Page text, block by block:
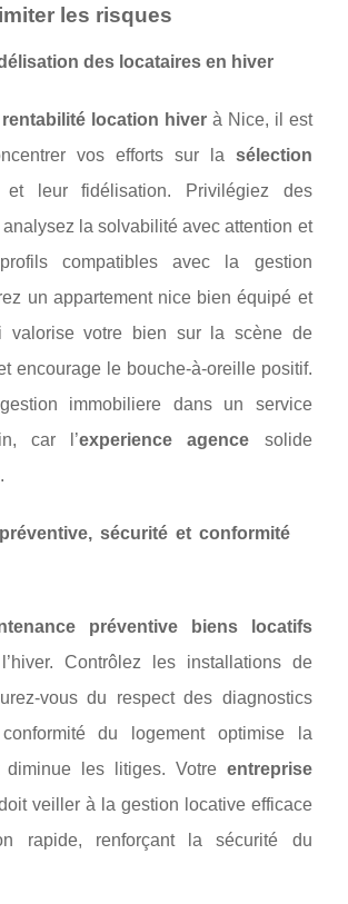
les risques
des locataires en hiver
rentabilité location hiverà Nice, il est
vos efforts sur la sélection
leur fidélisation. Privilégiez des
la solvabilité avec attention et
compatibles avec la gestion
un appartement nice bien équipé et
valorise votre bien sur la scène de
encourage le bouche-à-oreille positif.
immobiliere dans un service
car l’experience agence solide
sécurité et conformité
préventive biens locatifs
Contrôlez les installations de
vous du respect des diagnostics
du logement optimise la
les litiges. Votre entreprise
veiller à la gestion locative efficace
rapide, renforçant la sécurité du